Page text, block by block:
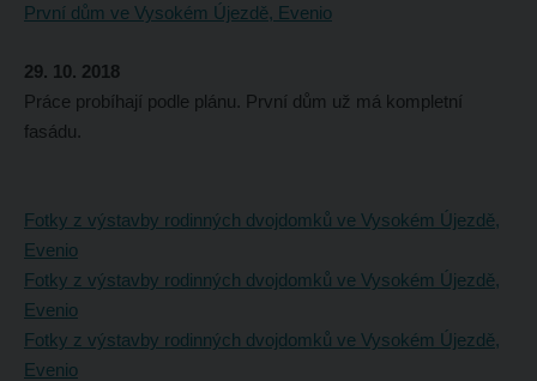
První dům ve Vysokém Újezdě, Evenio
29. 10. 2018
Práce probíhají podle plánu. První dům už má kompletní
fasádu.
Fotky z výstavby rodinných dvojdomků ve Vysokém Újezdě,
Evenio
Fotky z výstavby rodinných dvojdomků ve Vysokém Újezdě,
Evenio
Fotky z výstavby rodinných dvojdomků ve Vysokém Újezdě,
Evenio